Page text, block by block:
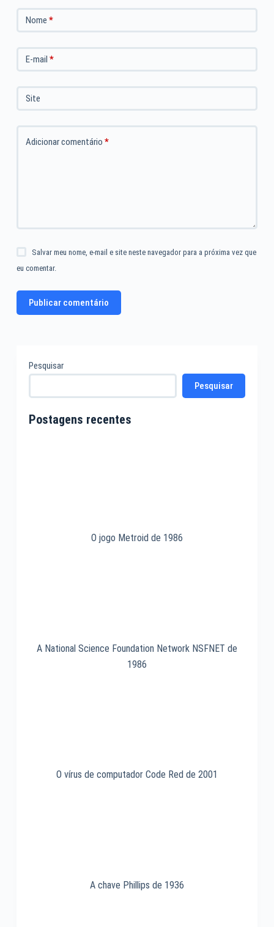
Nome *
E-mail *
Site
Adicionar comentário *
Salvar meu nome, e-mail e site neste navegador para a próxima vez que
eu comentar.
Publicar comentário
Pesquisar
Pesquisar
Postagens recentes
O jogo Metroid de 1986
A National Science Foundation Network NSFNET de
1986
O vírus de computador Code Red de 2001
A chave Phillips de 1936